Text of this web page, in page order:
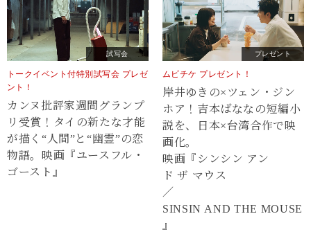
試写会
トークイベント付特別試写会 プレゼ
ント！
カンヌ批評家週間グランプ
リ受賞！タイの新たな才能
が描く“⼈間”と“幽霊”の恋
物語。映画『ユースフル・
ゴースト』
プレゼント
ムビチケ プレゼント！
岸井ゆきの×ツェン・ジン
ホア！吉本ばななの短編小
説を、日本×台湾合作で映
画化。
映画『シンシン アン
ド ザ マウス
／
SINSIN AND THE MOUSE
』